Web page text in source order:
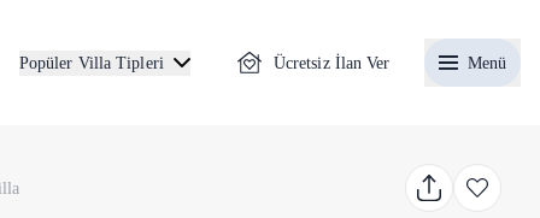
Popüler Villa Tipleri Ücretsiz İlan Ver Menü